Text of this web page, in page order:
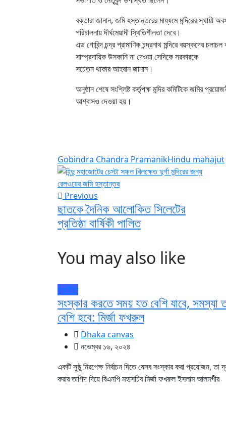
বক্তারা জানান, জমি হস্তান্তরের মাধ্যমে মন্দিরের স্থায়ী
পরিচালনায় দীর্ঘমেয়াদী স্থিতিশীলতা দেবে।
এড গোবিন্দ চন্দ্র প্রামাণিক চন্দ্রনাথ মন্দিরে বয়স্কদের
সাম্প্রদায়িক উসকানি না দেওয়া সেদিকে সরকারকে
সচেতন থাকার আহবান জানান।
অনুষ্ঠান শেষে সংশ্লিষ্ট কর্তৃপক্ষ মন্দির কমিটিকে জমির
আশ্বাসও দেওয়া হয়।
Gobindra Chandra PramanikHindu mahajut
Previous
ছাতকে দৈনিক আলোকিত সিলেটের
প্রতিষ্ঠা বার্ষিকী পালিত
You may also like
রাজনীতি
সংস্কার করতে সময় যত বেশি যাবে, সমস্যা
বেশি হবে: মির্জা ফখরুল
Dhaka canvas
নভেম্বর ১৬, ২০২৪
একটি সুষ্ঠু নিরপেক্ষ নির্বাচন দিতে যেসব সংস্কার করা প্রয়োজন, তা
করার তাগিদ দিয়ে বিএনপি মহাসচিব মির্জা ফখরুল ইসলাম আলমগীর